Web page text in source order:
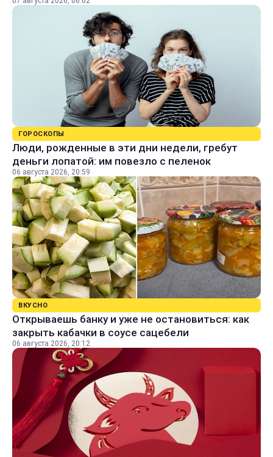
ГОРОСКОПЫ
Люди, рожденные в эти дни недели, гребут
деньги лопатой: им повезло с пеленок
06 августа 2026, 20:59
ВКУСНО
Открываешь банку и уже не остановиться: как
закрыть кабачки в соусе сацебели
06 августа 2026, 20:12